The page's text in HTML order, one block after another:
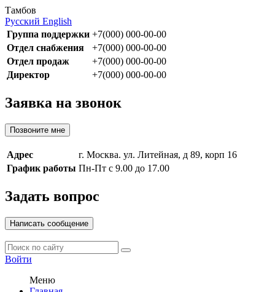
Тамбов
Русский English
Группа поддержки +7(000) 000-00-00
Отдел снабжения
+7(000) 000-00-00
Отдел продаж
+7(000) 000-00-00
Директор
+7(000) 000-00-00
Заявка на звонок
Позвоните мне
Адрес
г. Москва. ул. Литейная, д 89, корп 16
График работы Пн-Пт с 9.00 до 17.00
Задать вопрос
Написать сообщение
Войти
Меню